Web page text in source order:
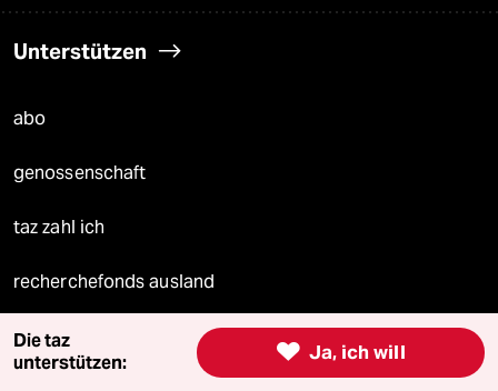
Unterstützen
abo
genossenschaft
taz zahl ich
recherchefonds ausland
panterstiftung
 Ja, ich will
Die taz
unterstützen: